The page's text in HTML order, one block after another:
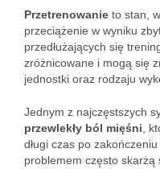
Przetrenowanie to stan,
przeciążenie w wyniku
przedłużających się
zróżnicowane i mogą się
jednostki oraz rodzaju
Jednym z najczęstszych
przewlekły ból mięśni ,
długi czas po
problemem często skarżą